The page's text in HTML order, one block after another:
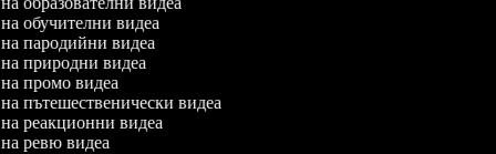
на обучителни видеа
на пародийни видеа
на природни видеа
на промо видеа
на пътешественически видеа
на реакционни видеа
на ревю видеа